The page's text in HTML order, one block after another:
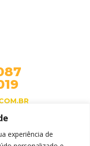
experiência de